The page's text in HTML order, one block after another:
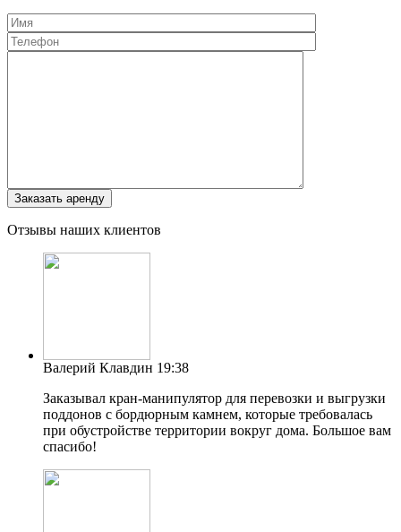
Отзывы наших клиентов
Валерий Клавдин 19:38
Заказывал кран-манипулятор для перевозки и выгрузки
поддонов с бордюрным камнем, которые требовалась
при обустройстве территории вокруг дома. Большое вам
спасибо!